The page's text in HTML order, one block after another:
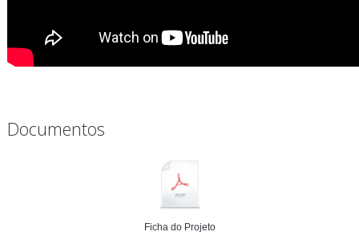
Documentos
Ficha do Projeto